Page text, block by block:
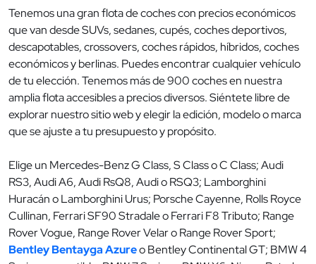
Tenemos una gran flota de coches con precios económicos
que van desde SUVs, sedanes, cupés, coches deportivos,
descapotables, crossovers, coches rápidos, híbridos, coches
económicos y berlinas. Puedes encontrar cualquier vehículo
de tu elección. Tenemos más de 900 coches en nuestra
amplia flota accesibles a precios diversos. Siéntete libre de
explorar nuestro sitio web y elegir la edición, modelo o marca
que se ajuste a tu presupuesto y propósito.
Elige un Mercedes-Benz G Class, S Class o C Class; Audi
RS3, Audi A6, Audi RsQ8, Audi o RSQ3; Lamborghini
Huracán o Lamborghini Urus; Porsche Cayenne, Rolls Royce
Cullinan, Ferrari SF90 Stradale o Ferrari F8 Tributo; Range
Rover Vogue, Range Rover Velar o Range Rover Sport;
Bentley Bentayga Azureo Bentley Continental GT; BMW 4